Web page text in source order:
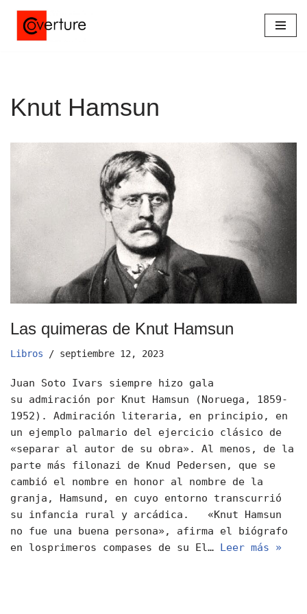
Saltar
Knut Hamsun
Las quimeras de Knut Hamsun
Libros septiembre 12, 2023
Juan Soto Ivars siempre hizo gala
su admiración por Knut Hamsun (Noruega, 1859-
1952). Admiración literaria, en principio, en
un ejemplo palmario del ejercicio clásico de
«separar al autor de su obra». Al menos, de la
parte más filonazi de Knud Pedersen, que se
cambió el nombre en honor al nombre de la
granja, Hamsund, en cuyo entorno transcurrió
su infancia rural y arcádica. «Knut Hamsun
no fue una buena persona», afirma el biógrafo
en losprimeros compases de su El… Leer más »